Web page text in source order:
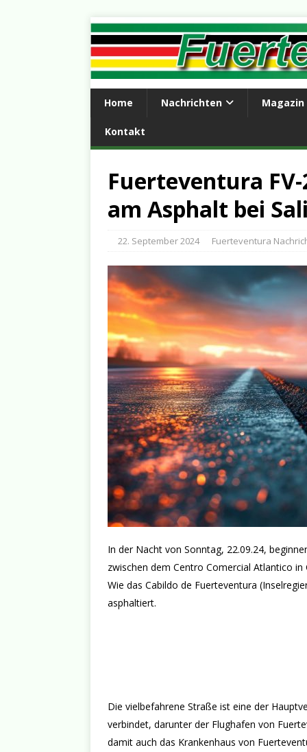
Home Nachrichten Magazin
Kontakt
Fuerteventura
am Asphalt bei
22. September 2024 Fuerteventura
In der Nacht von Sonntag, 22.09.24,
zwischen dem Centro Comercial Atlantico
Wie das Cabildo de Fuerteventura
asphaltiert.
Die vielbefahrene Straße ist eine der
verbindet, darunter der Flughafen von
damit auch das Krankenhaus von